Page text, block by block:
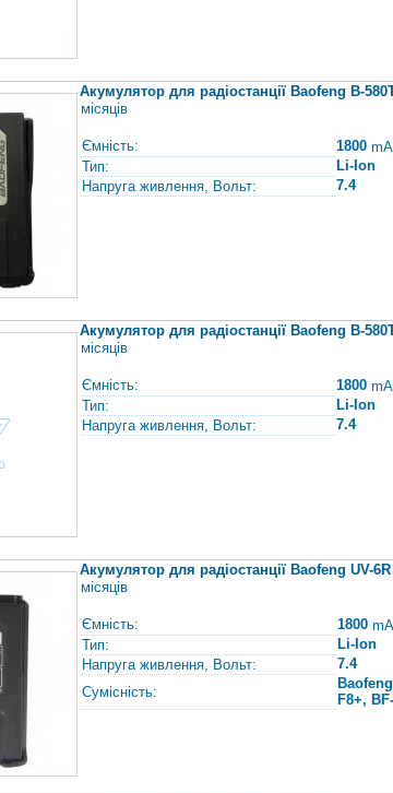
Акумулятор для радіостанції Baofeng B-
місяців
Ємність: 1800
Тип:
Li-Ion
Напруга живлення, Вольт:
7.4
Акумулятор для радіостанції Baofeng B-
місяців
Ємність: 1800
Тип:
Li-Ion
Напруга живлення, Вольт:
7.4
Акумулятор для радіостанції Baofeng UV-
місяців
Ємність: 1800
Тип:
Li-Ion
Напруга живлення, Вольт:
7.4
Сумісність:
F8+,